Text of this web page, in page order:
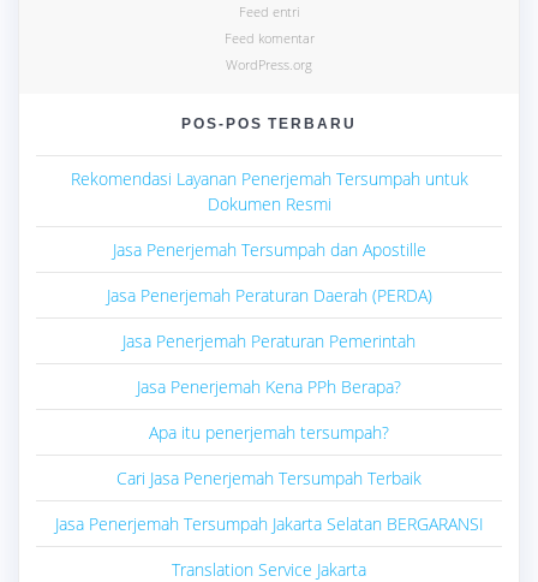
Feed entri
Feed komentar
WordPress.org
POS-POS TERBARU
Rekomendasi Layanan Penerjemah Tersumpah untuk
Dokumen Resmi
Jasa Penerjemah Tersumpah dan Apostille
Jasa Penerjemah Peraturan Daerah (PERDA)
Jasa Penerjemah Peraturan Pemerintah
Jasa Penerjemah Kena PPh Berapa?
Apa itu penerjemah tersumpah?
Cari Jasa Penerjemah Tersumpah Terbaik
Jasa Penerjemah Tersumpah Jakarta Selatan BERGARANSI
Translation Service Jakarta